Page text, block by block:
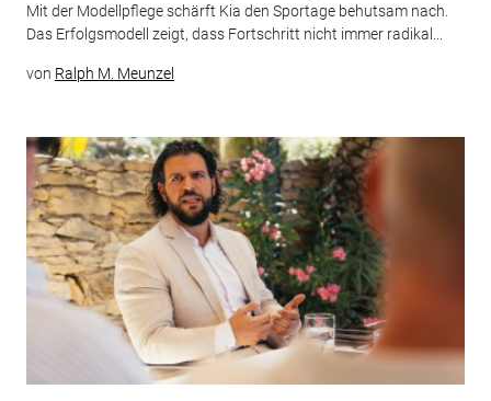
Mit der Modellpflege schärft Kia den Sportage behutsam nach.
Das Erfolgsmodell zeigt, dass Fortschritt nicht immer radikal...
von Ralph M. Meunzel